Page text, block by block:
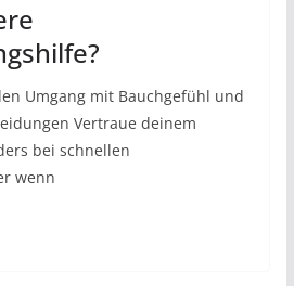
Umgang mit Bauchgefühl und
Vertraue deinem
bei schnellen
wenn